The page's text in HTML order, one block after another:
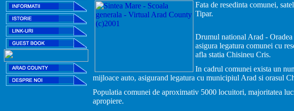
Fata de resedinta comunei,
Tipar.
Drumul national Arad -
asigura legatura comunei cu
afla statia Chisineu Cris.
In cadrul comunei exista un
mijloace auto, asigurand legatura cu municipiul Arad si orasul
Populatia comunei de aproximativ 5000 locuitori, majoritatea
apropiere.